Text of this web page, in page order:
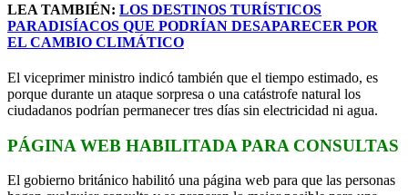
LEA TAMBIÉN: LOS DESTINOS TURÍSTICOS
PARADISÍACOS QUE PODRÍAN DESAPARECER POR
EL CAMBIO CLIMÁTICO
El viceprimer ministro indicó también que el tiempo estimado, es
porque durante un ataque sorpresa o una catástrofe natural los
ciudadanos podrían permanecer tres días sin electricidad ni agua.
PÁGINA WEB HABILITADA PARA CONSULTAS
El gobierno británico habilitó una página web para que las personas